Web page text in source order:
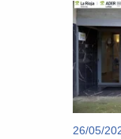
26/05/